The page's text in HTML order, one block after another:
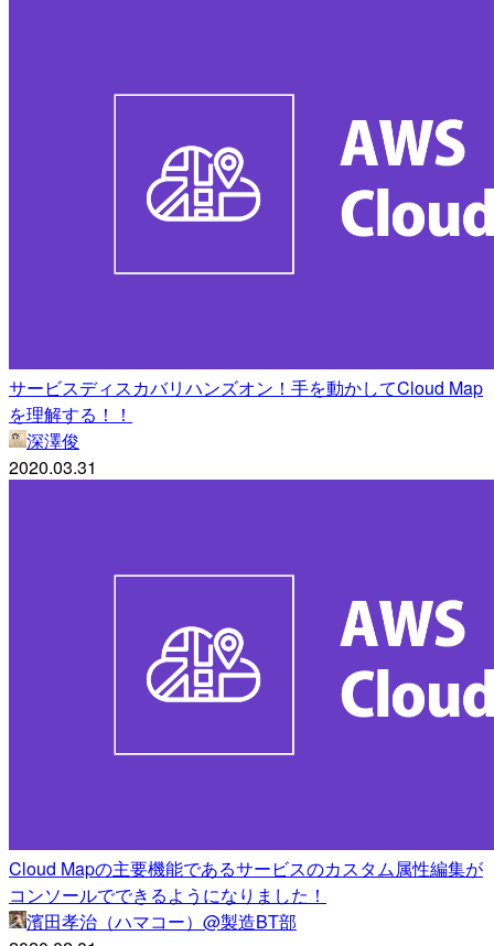
サービスディスカバリハンズオン！手を動かしてCloud Map
を理解する！！
深澤俊
2020.03.31
Cloud Mapの主要機能であるサービスのカスタム属性編集が
コンソールでできるようになりました！
濱田孝治（ハマコー）@製造BT部